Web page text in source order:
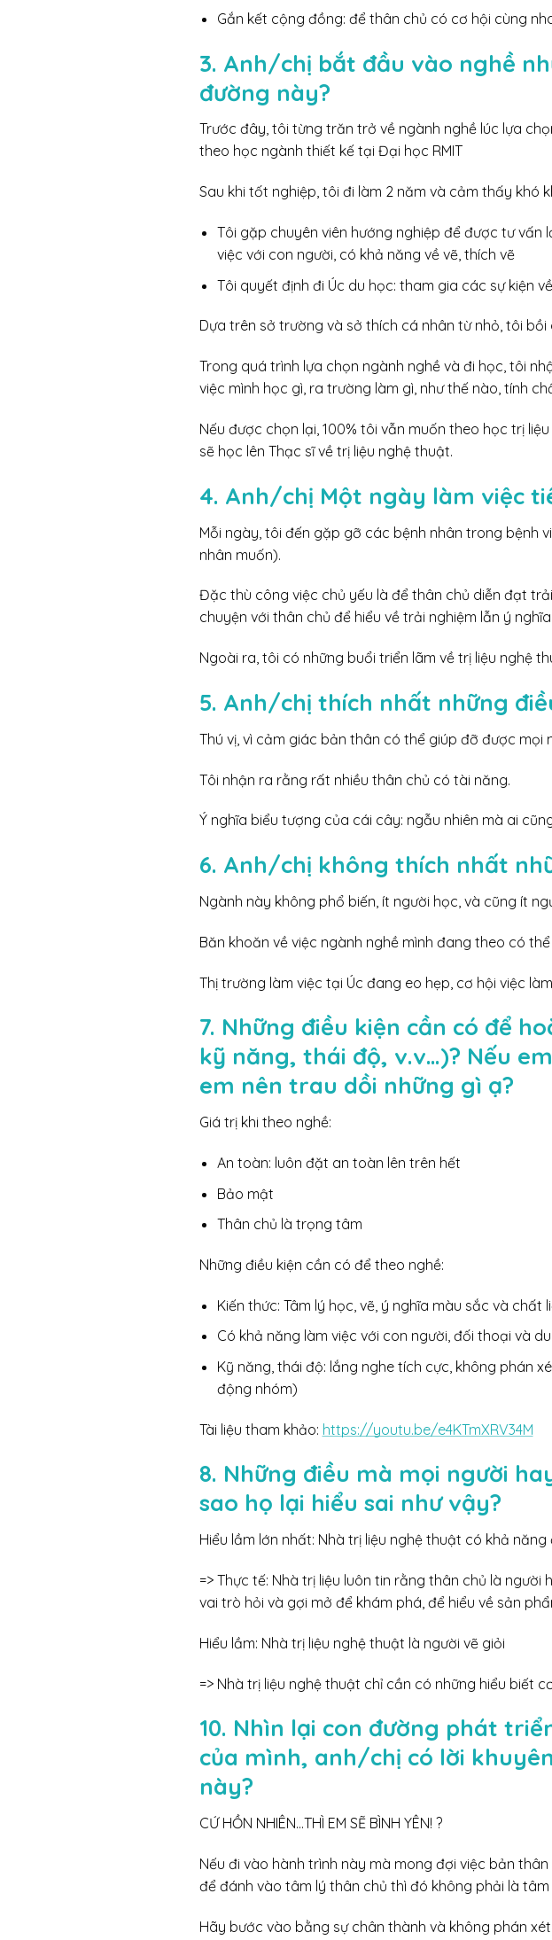
Gắn kết cộng đồng: để thân chủ có cơ hội cùng
3. Anh/chị bắt đầu vào nghề
đường này?
Trước đây, tôi từng trăn trở về ngành nghề lúc lựa
theo học ngành thiết kế tại Đại học RMIT
Sau khi tốt nghiệp, tôi đi làm 2 năm và cảm thấy khó
Tôi gặp chuyên viên hướng nghiệp để được tư vấn
việc với con người, có khả năng về vẽ, thích vẽ
Tôi quyết định đi Úc du học: tham gia các sự kiện
Dựa trên sở trường và sở thích cá nhân từ nhỏ, tôi
Trong quá trình lựa chọn ngành nghề và đi học, tôi
việc mình học gì, ra trường làm gì, như thế nào, tính
Nếu được chọn lại, 100% tôi vẫn muốn theo học trị
sẽ học lên Thạc sĩ về trị liệu nghệ thuật.
4. Anh/chị Một ngày làm việc
Mỗi ngày, tôi đến gặp gỡ các bệnh nhân trong bệnh
nhân muốn).
Đặc thù công việc chủ yếu là để thân chủ diễn đạt
chuyện với thân chủ để hiểu về trải nghiệm lẫn ý
Ngoài ra, tôi có những buổi triển lãm về trị liệu nghệ
5. Anh/chị thích nhất những
Thú vị, vì cảm giác bản thân có thể giúp đỡ được
Tôi nhận ra rằng rất nhiều thân chủ có tài năng.
Ý nghĩa biểu tượng của cái cây: ngẫu nhiên mà ai
6. Anh/chị không thích nhất
Ngành này không phổ biến, ít người học, và cũng ít
Băn khoăn về việc ngành nghề mình đang theo có
Thị trường làm việc tại Úc đang eo hẹp, cơ hội việc
7. Những điều kiện cần có để
kỹ năng, thái độ, v.v…)? Nếu
em nên trau dồi những gì ạ?
Giá trị khi theo nghề:
An toàn: luôn đặt an toàn lên trên hết
Bảo mật
Thân chủ là trọng tâm
Những điều kiện cần có để theo nghề:
Kiến thức: Tâm lý học, vẽ, ý nghĩa màu sắc và
Có khả năng làm việc với con người, đối thoại và
Kỹ năng, thái độ: lắng nghe tích cực, không phán
động nhóm)
Tài liệu tham khảo: https://youtu.be/e4KTmXRV34M
8. Những điều mà mọi người
sao họ lại hiểu sai như vậy?
Hiểu lầm lớn nhất: Nhà trị liệu nghệ thuật có khả
=> Thực tế: Nhà trị liệu luôn tin rằng thân chủ là
vai trò hỏi và gợi mở để khám phá, để hiểu về sản
Hiểu lầm: Nhà trị liệu nghệ thuật là người vẽ giỏi
=> Nhà trị liệu nghệ thuật chỉ cần có những hiểu
10. Nhìn lại con đường phát
của mình, anh/chị có lời
này?
CỨ HỒN NHIÊN…THÌ EM SẼ BÌNH YÊN! ?
Nếu đi vào hành trình này mà mong đợi việc bản
để đánh vào tâm lý thân chủ thì đó không phải là
Hãy bước vào bằng sự chân thành và không phán